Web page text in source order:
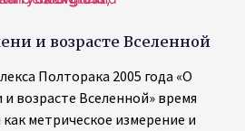
время Минковского и
наблюдателя. Полторак
с двумя временными шкалами:
дочеловеческую
около 13,7 миллиардов
временную шкалу,